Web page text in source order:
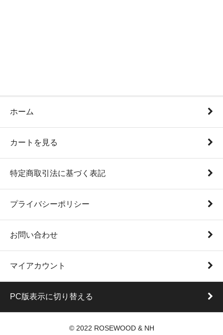
ホーム
カートを見る
特定商取引法に基づく表記
プライバシーポリシー
お問い合わせ
マイアカウント
PC版表示に切り替える
© 2022 ROSEWOOD & NH